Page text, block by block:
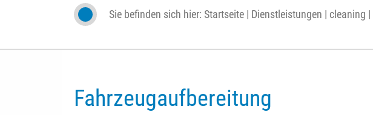
Sie befinden sich hier: Startseite | Dienstleistungen | cleaning |
Fahrzeugaufbereitung